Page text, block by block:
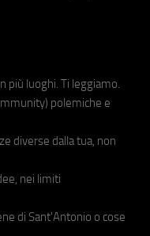
più luoghi. Ti leggiamo.
polemiche e
diverse dalla tua, non
nei limiti
di Sant'Antonio o cose